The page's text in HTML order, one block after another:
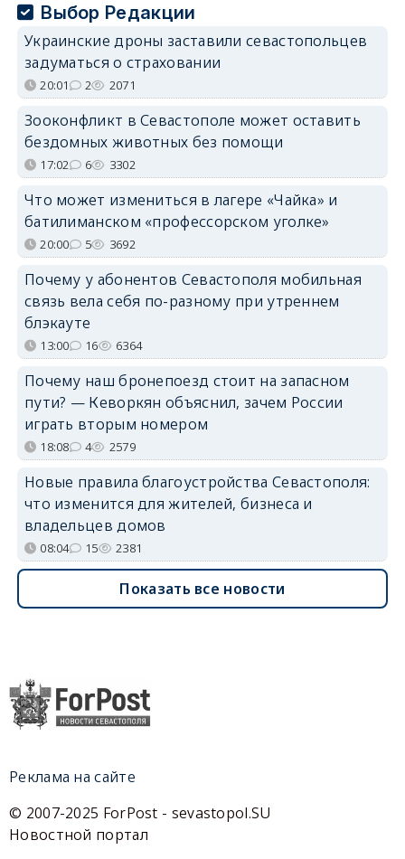
Выбор Редакции
Украинские дроны заставили севастопольцев
задуматься о страховании
20:01 2 2071
Зооконфликт в Севастополе может оставить
бездомных животных без помощи
17:02 6 3302
Что может измениться в лагере «Чайка» и
батилиманском «профессорском уголке»
20:00 5 3692
Почему у абонентов Севастополя мобильная
связь вела себя по-разному при утреннем
блэкауте
13:00 16 6364
Почему наш бронепоезд стоит на запасном
пути? — Кеворкян объяснил, зачем России
играть вторым номером
18:08 4 2579
Новые правила благоустройства Севастополя:
что изменится для жителей, бизнеса и
владельцев домов
08:04 15 2381
Показать все новости
Реклама на сайте
© 2007-2025 ForPost - sevastopol.SU
Новостной портал